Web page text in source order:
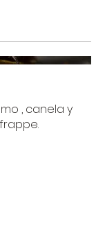
, canela y